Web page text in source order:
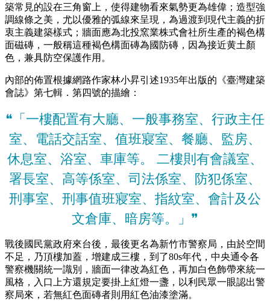
築常見的設在三角窗上，使得建物看來氣勢更為雄偉；造型強
調線條之美，尤以優雅的弧線來呈現，為過渡到現代主義的折
衷主義建築樣式；牆面應為北投窯業株式會社所生產的褐色構
面磁磚，一般稱這種褐色構面磚為國防磚，因為接近黄土顏
色，兼具防空保護作用。
內部的佈置根據網路作家林小昇引述1935年出版的《臺灣建築
會誌》第七輯．第四號的描繪：
❝「一樓配置有大廳、一般事務室、行政主任
室、電話交話室、值班寢室、餐廳、監房、
休息室、浴室、車庫等。 二樓則有會議室、
署長室、高等係室、司法係室、防犯係室、
刑事室、刑事值班寢室、指紋室、會計及公
文倉庫、暗房等。」❞
戰後國民黨政府來台後，最後更名為新竹市警察局，由於空間
不足，乃頂樓加蓋，增建成三樓，到了80s年代，中央通令各
警察機關統一識別，牆面一律改為紅色，再加白色飾帶來統一
風格，入口上方還規定要掛上紅燈一盞，以利民眾一眼認出警
察局來，若無紅色面磚者則用紅色油漆塗滿。